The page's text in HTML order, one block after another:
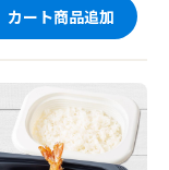
カート商品追加